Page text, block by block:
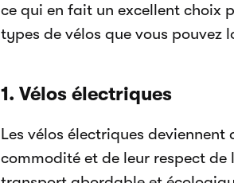
ce qui en fait un excellent choix
types de vélos que vous pouvez
1. Vélos électriques
Les vélos électriques
commodité et de leur respect de